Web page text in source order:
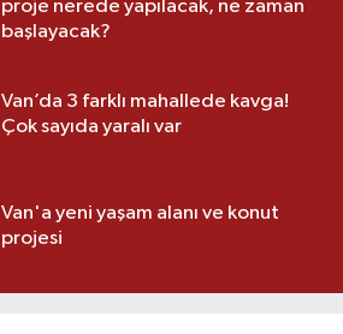
proje nerede yapılacak, ne zaman
başlayacak?
Van’da 3 farklı mahallede kavga!
Çok sayıda yaralı var
Van'a yeni yaşam alanı ve konut
projesi